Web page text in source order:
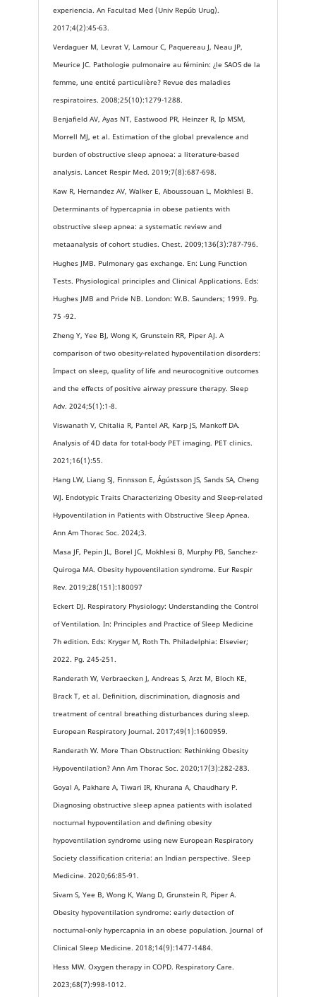
experiencia. An Facultad Med (Univ Repúb Urug).
2017;4(2):45-63.
Verdaguer M, Levrat V, Lamour C, Paquereau J, Neau JP,
Meurice JC. Pathologie pulmonaire au féminin: ¿le SAOS de la
femme, une entité particulière? Revue des maladies
respiratoires. 2008;25(10):1279-1288.
Benjafield AV, Ayas NT, Eastwood PR, Heinzer R, Ip MSM,
Morrell MJ, et al. Estimation of the global prevalence and
burden of obstructive sleep apnoea: a literature-based
analysis. Lancet Respir Med. 2019;7(8):687-698.
Kaw R, Hernandez AV, Walker E, Aboussouan L, Mokhlesi B.
Determinants of hypercapnia in obese patients with
obstructive sleep apnea: a systematic review and
metaanalysis of cohort studies. Chest. 2009;136(3):787-796.
Hughes JMB. Pulmonary gas exchange. En: Lung Function
Tests. Physiological principles and Clinical Applications. Eds:
Hughes JMB and Pride NB. London: W.B. Saunders; 1999. Pg.
75 -92.
Zheng Y, Yee BJ, Wong K, Grunstein RR, Piper AJ. A
comparison of two obesity-related hypoventilation disorders:
Impact on sleep, quality of life and neurocognitive outcomes
and the effects of positive airway pressure therapy. Sleep
Adv. 2024;5(1):1-8.
Viswanath V, Chitalia R, Pantel AR, Karp JS, Mankoff DA.
Analysis of 4D data for total-body PET imaging. PET clinics.
2021;16(1):55.
Hang LW, Liang SJ, Finnsson E, Ágústsson JS, Sands SA, Cheng
WJ. Endotypic Traits Characterizing Obesity and Sleep-related
Hypoventilation in Patients with Obstructive Sleep Apnea.
Ann Am Thorac Soc. 2024;3.
Masa JF, Pepin JL, Borel JC, Mokhlesi B, Murphy PB, Sanchez-
Quiroga MA. Obesity hypoventilation syndrome. Eur Respir
Rev. 2019;28(151):180097
Eckert DJ. Respiratory Physiology: Understanding the Control
of Ventilation. In: Principles and Practice of Sleep Medicine
7h edition. Eds: Kryger M, Roth Th. Philadelphia: Elsevier;
2022. Pg. 245-251.
Randerath W, Verbraecken J, Andreas S, Arzt M, Bloch KE,
Brack T, et al. Definition, discrimination, diagnosis and
treatment of central breathing disturbances during sleep.
European Respiratory Journal. 2017;49(1):1600959.
Randerath W. More Than Obstruction: Rethinking Obesity
Hypoventilation? Ann Am Thorac Soc. 2020;17(3):282-283.
Goyal A, Pakhare A, Tiwari IR, Khurana A, Chaudhary P.
Diagnosing obstructive sleep apnea patients with isolated
nocturnal hypoventilation and defining obesity
hypoventilation syndrome using new European Respiratory
Society classification criteria: an Indian perspective. Sleep
Medicine. 2020;66:85-91.
Sivam S, Yee B, Wong K, Wang D, Grunstein R, Piper A.
Obesity hypoventilation syndrome: early detection of
nocturnal-only hypercapnia in an obese population. Journal of
Clinical Sleep Medicine. 2018;14(9):1477-1484.
Hess MW. Oxygen therapy in COPD. Respiratory Care.
2023;68(7):998-1012.